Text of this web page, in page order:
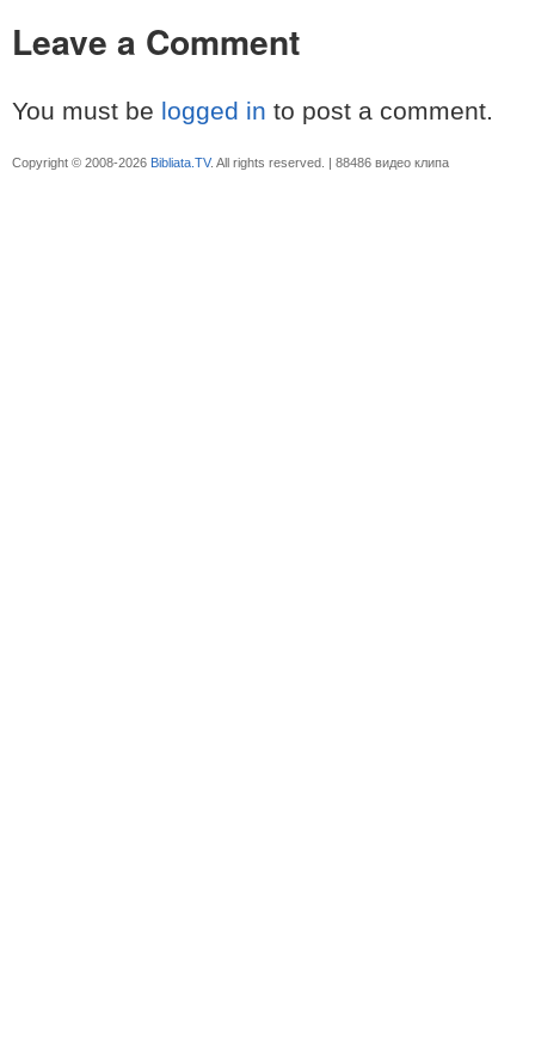
Leave a Comment
You must be logged in to post a comment.
Copyright © 2008-2026 Bibliata.TV. All rights reserved. | 88486 видео клипа